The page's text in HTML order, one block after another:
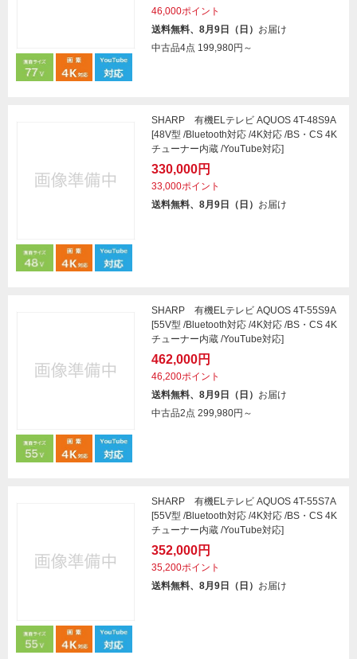
46,000ポイント
送料無料、8月9日（日） お届け
中古品4点 199,980円～
SHARP 有機ELテレビ AQUOS 4T-48S9A
[48V型 /Bluetooth対応 /4K対応 /BS・CS 4K
チューナー内蔵 /YouTube対応]
330,000円
33,000ポイント
送料無料、8月9日（日） お届け
SHARP 有機ELテレビ AQUOS 4T-55S9A
[55V型 /Bluetooth対応 /4K対応 /BS・CS 4K
チューナー内蔵 /YouTube対応]
462,000円
46,200ポイント
送料無料、8月9日（日） お届け
中古品2点 299,980円～
SHARP 有機ELテレビ AQUOS 4T-55S7A
[55V型 /Bluetooth対応 /4K対応 /BS・CS 4K
チューナー内蔵 /YouTube対応]
352,000円
35,200ポイント
送料無料、8月9日（日） お届け